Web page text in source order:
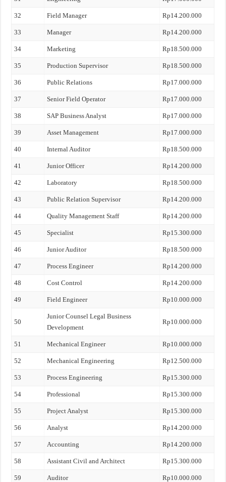
32 Field Manager Rp14.200.000
33 Manager Rp14.200.000
34 Marketing Rp18.500.000
35 Production Supervisor Rp18.500.000
36 Public Relations Rp17.000.000
37 Senior Field Operator Rp17.000.000
38 SAP Business Analyst Rp17.000.000
39 Asset Management Rp17.000.000
40 Internal Auditor Rp18.500.000
41 Junior Officer Rp14.200.000
42 Laboratory Rp18.500.000
43 Public Relation Supervisor Rp14.200.000
44 Quality Management Staff Rp14.200.000
45 Specialist Rp15.300.000
46 Junior Auditor Rp18.500.000
47 Process Engineer Rp14.200.000
48 Cost Control Rp14.200.000
49 Field Engineer Rp10.000.000
50
Junior Counsel Legal Business
Development
Rp10.000.000
51 Mechanical Engineer Rp10.000.000
52 Mechanical Engineering Rp12.500.000
53 Process Engineering Rp15.300.000
54 Professional Rp15.300.000
55 Project Analyst Rp15.300.000
56 Analyst Rp14.200.000
57 Accounting Rp14.200.000
58 Assistant Civil and Architect Rp15.300.000
59 Auditor Rp10.000.000